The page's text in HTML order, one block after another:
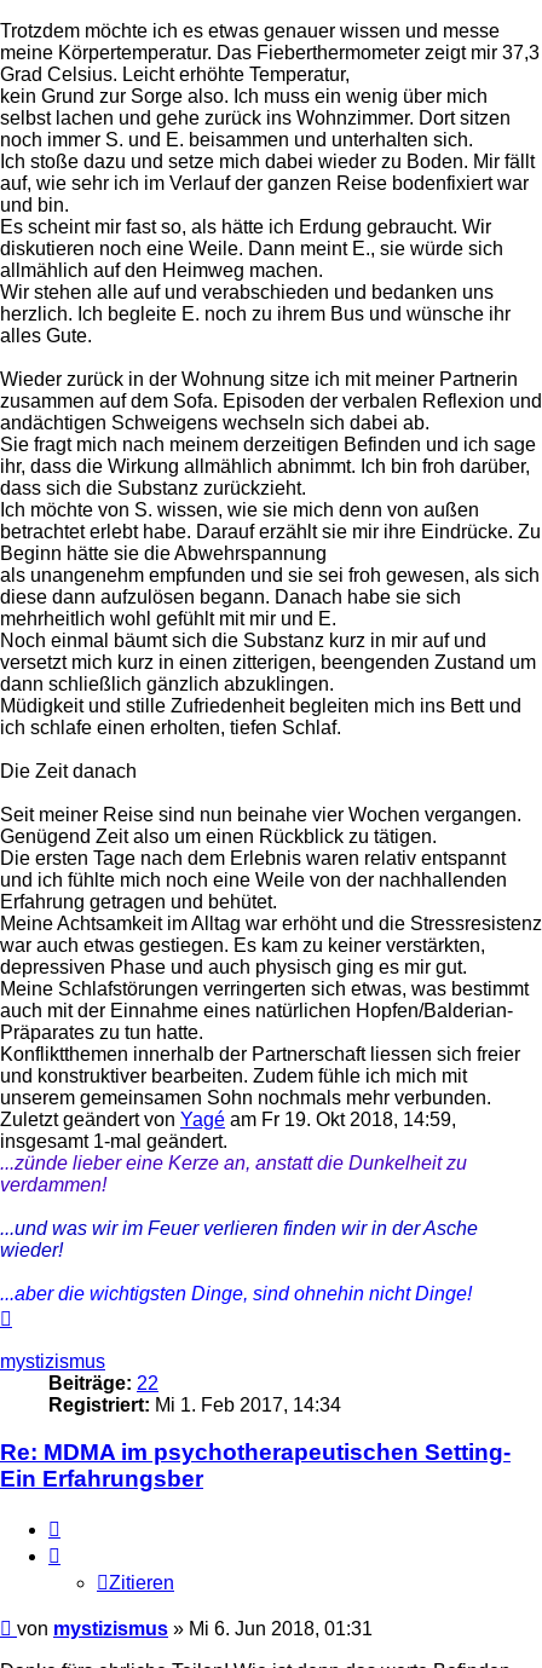
Trotzdem möchte ich es etwas genauer wissen und messe
meine Körpertemperatur. Das Fieberthermometer zeigt mir 37,3
Grad Celsius. Leicht erhöhte Temperatur,
kein Grund zur Sorge also. Ich muss ein wenig über mich
selbst lachen und gehe zurück ins Wohnzimmer. Dort sitzen
noch immer S. und E. beisammen und unterhalten sich.
Ich stoße dazu und setze mich dabei wieder zu Boden. Mir fällt
auf, wie sehr ich im Verlauf der ganzen Reise bodenfixiert war
und bin.
Es scheint mir fast so, als hätte ich Erdung gebraucht. Wir
diskutieren noch eine Weile. Dann meint E., sie würde sich
allmählich auf den Heimweg machen.
Wir stehen alle auf und verabschieden und bedanken uns
herzlich. Ich begleite E. noch zu ihrem Bus und wünsche ihr
alles Gute.
Wieder zurück in der Wohnung sitze ich mit meiner Partnerin
zusammen auf dem Sofa. Episoden der verbalen Reflexion und
andächtigen Schweigens wechseln sich dabei ab.
Sie fragt mich nach meinem derzeitigen Befinden und ich sage
ihr, dass die Wirkung allmählich abnimmt. Ich bin froh darüber,
dass sich die Substanz zurückzieht.
Ich möchte von S. wissen, wie sie mich denn von außen
betrachtet erlebt habe. Darauf erzählt sie mir ihre Eindrücke. Zu
Beginn hätte sie die Abwehrspannung
als unangenehm empfunden und sie sei froh gewesen, als sich
diese dann aufzulösen begann. Danach habe sie sich
mehrheitlich wohl gefühlt mit mir und E.
Noch einmal bäumt sich die Substanz kurz in mir auf und
versetzt mich kurz in einen zitterigen, beengenden Zustand um
dann schließlich gänzlich abzuklingen.
Müdigkeit und stille Zufriedenheit begleiten mich ins Bett und
ich schlafe einen erholten, tiefen Schlaf.
Die Zeit danach
Seit meiner Reise sind nun beinahe vier Wochen vergangen.
Genügend Zeit also um einen Rückblick zu tätigen.
Die ersten Tage nach dem Erlebnis waren relativ entspannt
und ich fühlte mich noch eine Weile von der nachhallenden
Erfahrung getragen und behütet.
Meine Achtsamkeit im Alltag war erhöht und die Stressresistenz
war auch etwas gestiegen. Es kam zu keiner verstärkten,
depressiven Phase und auch physisch ging es mir gut.
Meine Schlafstörungen verringerten sich etwas, was bestimmt
auch mit der Einnahme eines natürlichen Hopfen/Balderian-
Präparates zu tun hatte.
Konfliktthemen innerhalb der Partnerschaft liessen sich freier
und konstruktiver bearbeiten. Zudem fühle ich mich mit
unserem gemeinsamen Sohn nochmals mehr verbunden.
Zuletzt geändert von Yagé am Fr 19. Okt 2018, 14:59,
insgesamt 1-mal geändert.
...zünde lieber eine Kerze an, anstatt die Dunkelheit zu
verdammen!
...und was wir im Feuer verlieren finden wir in der Asche
wieder!
...aber die wichtigsten Dinge, sind ohnehin nicht Dinge!
mystizismus
Beiträge: 22
Registriert: Mi 1. Feb 2017, 14:34
Re: MDMA im psychotherapeutischen Setting-
Ein Erfahrungsber
Zitieren
Beitrag
von mystizismus » Mi 6. Jun 2018, 01:31